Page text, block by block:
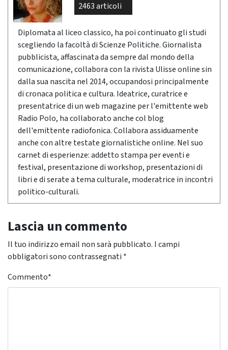
2463 articoli
Diplomata al liceo classico, ha poi continuato gli studi
scegliendo la facoltà di Scienze Politiche. Giornalista
pubblicista, affascinata da sempre dal mondo della
comunicazione, collabora con la rivista Ulisse online sin
dalla sua nascita nel 2014, occupandosi principalmente
di cronaca politica e cultura. Ideatrice, curatrice e
presentatrice di un web magazine per l'emittente web
Radio Polo, ha collaborato anche col blog
dell'emittente radiofonica. Collabora assiduamente
anche con altre testate giornalistiche online. Nel suo
carnet di esperienze: addetto stampa per eventi e
festival, presentazione di workshop, presentazioni di
libri e di serate a tema culturale, moderatrice in incontri
politico-culturali.
Lascia un commento
Il tuo indirizzo email non sarà pubblicato. I campi
obbligatori sono contrassegnati *
Commento*